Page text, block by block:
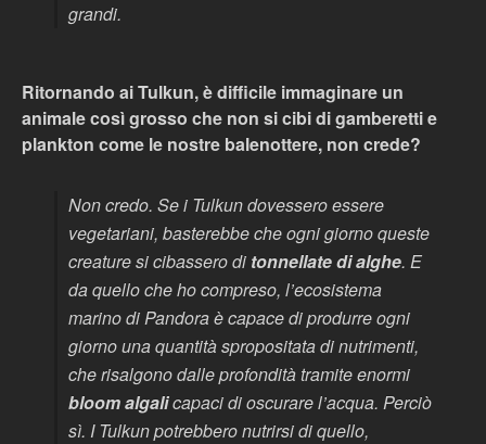
grandi.
Ritornando ai Tulkun, è difficile immaginare un
animale così grosso che non si cibi di gamberetti e
plankton come le nostre balenottere, non crede?
Non credo. Se i Tulkun dovessero essere
vegetariani, basterebbe che ogni giorno queste
creature si cibassero di tonnellate di alghe. E
da quello che ho compreso, l’ecosistema
marino di Pandora è capace di produrre ogni
giorno una quantità spropositata di nutrimenti,
che risalgono dalle profondità tramite enormi
bloom algalicapaci di oscurare l’acqua. Perciò
sì. I Tulkun potrebbero nutrirsi di quello,